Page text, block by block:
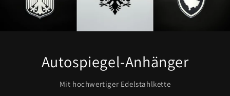
Autospiegel-Anhänger
Mit hochwertiger Edelstahlkette